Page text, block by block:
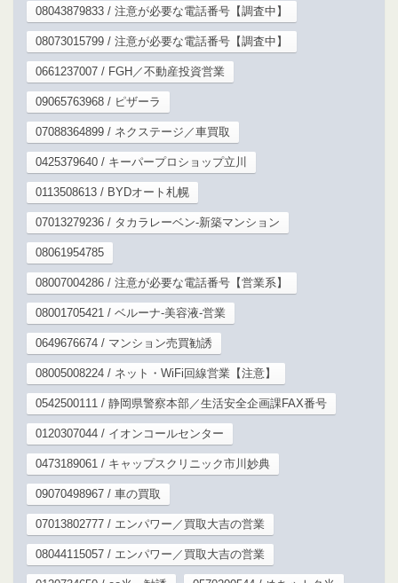
08043879833 / 注意が必要な電話番号【調査中】
08073015799 / 注意が必要な電話番号【調査中】
0661237007 / FGH／不動産投資営業
09065763968 / ピザーラ
07088364899 / ネクステージ／車買取
0425379640 / キーパープロショップ立川
0113508613 / BYDオート札幌
07013279236 / タカラレーベン-新築マンション
08061954785
08007004286 / 注意が必要な電話番号【営業系】
08001705421 / ベルーナ-美容液-営業
0649676674 / マンション売買勧誘
08005008224 / ネット・WiFi回線営業【注意】
0542500111 / 静岡県警察本部／生活安全企画課FAX番号
0120307044 / イオンコールセンター
0473189061 / キャップスクリニック市川妙典
09070498967 / 車の買取
07013802777 / エンパワー／買取大吉の営業
08044115057 / エンパワー／買取大吉の営業